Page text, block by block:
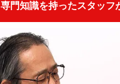
専門知識を持ったスタッフ